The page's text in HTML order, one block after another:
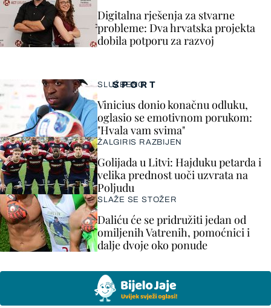
SPORT
SLUŽBENO
Vinicius donio konačnu odluku,
oglasio se emotivnom porukom:
"Hvala vam svima"
ŽALGIRIS RAZBIJEN
Golijada u Litvi: Hajduku petarda i
velika prednost uoči uzvrata na
Poljudu
SLAŽE SE STOŽER
Daliću će se pridružiti jedan od
omiljenih Vatrenih, pomoćnici i
dalje dvoje oko ponude
Digitalna rješenja za stvarne
probleme: Dva hrvatska projekta
dobila potporu za razvoj